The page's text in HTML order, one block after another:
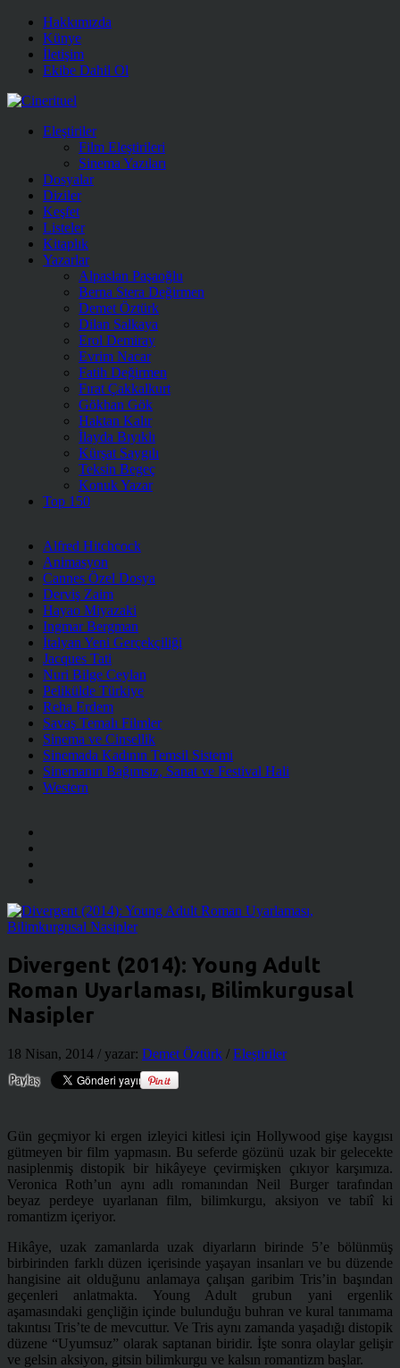
Hakkımızda
Künye
İletişim
Ekibe Dahil Ol
Eleştiriler
Film Eleştirileri
Sinema Yazıları
Dosyalar
Diziler
Keşfet
Listeler
Kitaplık
Yazarlar
Alpaslan Paşaoğlu
Berna Stera Değirmen
Demet Öztürk
Dilan Salkaya
Erol Demiray
Evrim Nacar
Fatih Değirmen
Fırat Çakkalkurt
Gökhan Gök
Haktan Kalır
İlayda Bıyıklı
Kürşat Saygılı
Teksin Begeç
Konuk Yazar
Top 150
Alfred Hitchcock
Animasyon
Cannes Özel Dosya
Derviş Zaim
Hayao Miyazaki
Ingmar Bergman
İtalyan Yeni Gerçekçiliği
Jacques Tati
Nuri Bilge Ceylan
Pelikülde Türkiye
Reha Erdem
Savaş Temalı Filmler
Sinema ve Cinsellik
Sinemada Kadının Temsil Sistemi
Sinemanın Bağımsız, Sanat ve Festival Hali
Western
Divergent (2014): Young Adult
Roman Uyarlaması, Bilimkurgusal
Nasipler
18 Nisan, 2014 / yazar: Demet Öztürk / Eleştiriler
Gün geçmiyor ki ergen izleyici kitlesi için Hollywood gişe kaygısı
gütmeyen bir film yapmasın. Bu seferde gözünü uzak bir gelecekte
nasiplenmiş distopik bir hikâyeye çevirmişken çıkıyor karşımıza.
Veronica Roth’un aynı adlı romanından Neil Burger tarafından
beyaz perdeye uyarlanan film, bilimkurgu, aksiyon ve tabiî ki
romantizm içeriyor.
Hikâye, uzak zamanlarda uzak diyarların birinde 5’e bölünmüş
birbirinden farklı düzen içerisinde yaşayan insanları ve bu düzende
hangisine ait olduğunu anlamaya çalışan garibim Tris’in başından
geçenleri anlatmakta. Young Adult grubun yani ergenlik
aşamasındaki gençliğin içinde bulunduğu buhran ve kural tanımama
takıntısı Tris’te de mevcuttur. Ve Tris aynı zamanda yaşadığı distopik
düzene “Uyumsuz” olarak saptanan biridir. İşte sonra olaylar gelişir
ve gelsin aksiyon, gitsin bilimkurgu ve kalsın romantizm başlar.